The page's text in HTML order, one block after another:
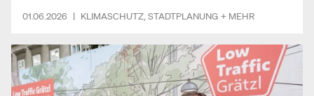
01.06.2026 | KLIMASCHUTZ STADTPLANUNG + MEHR